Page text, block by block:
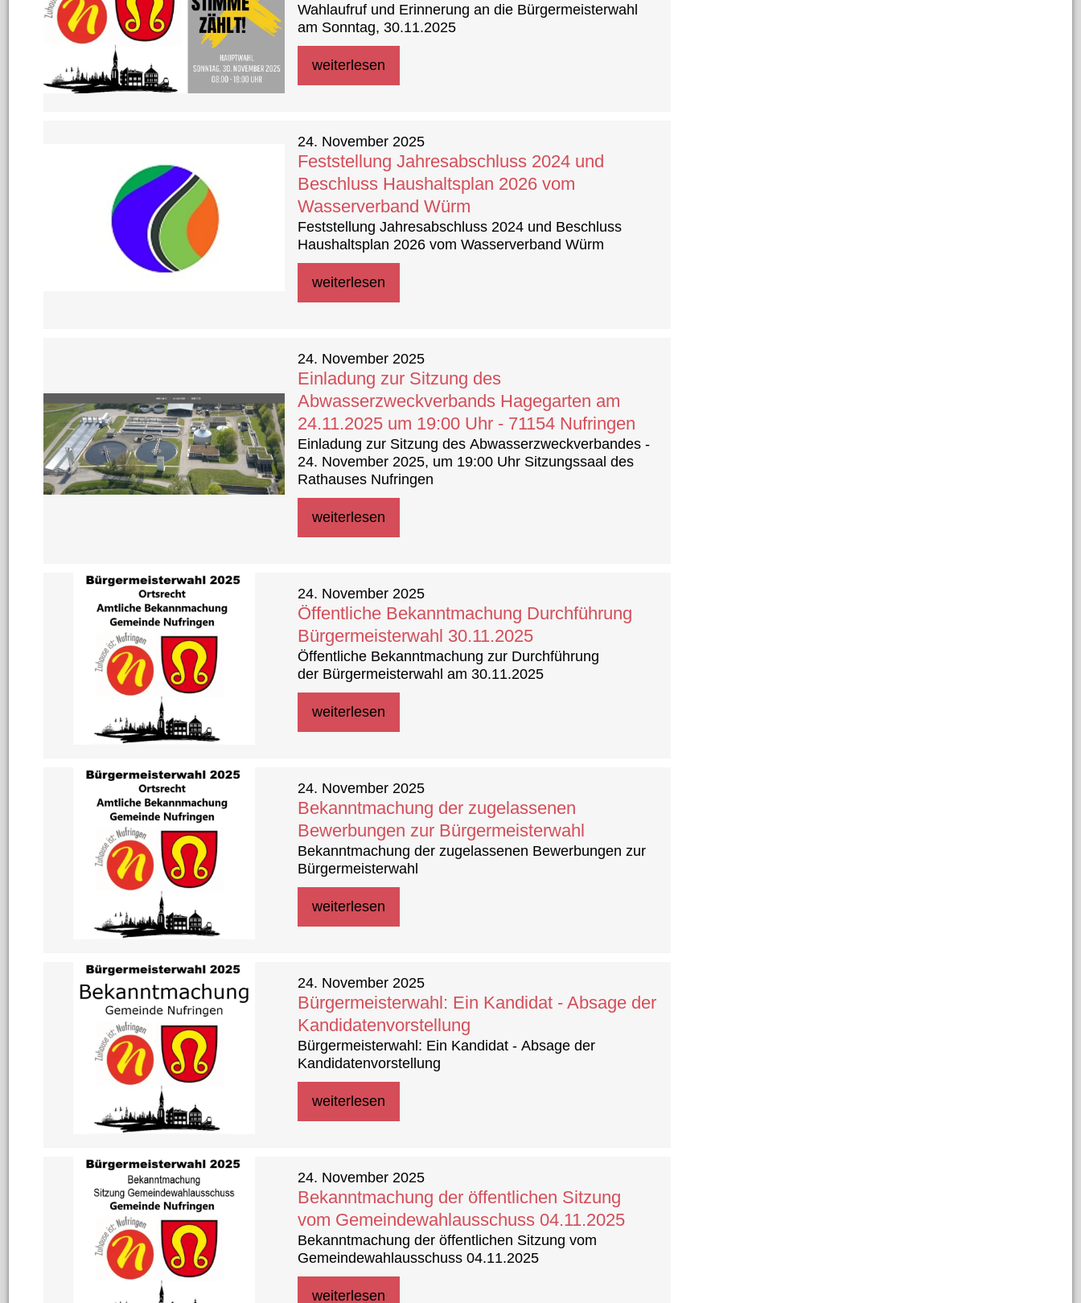
Wahlaufruf und Erinnerung an die Bürgermeisterwahl
am Sonntag, 30.11.2025
weiterlesen
24. November 2025
Feststellung Jahresabschluss 2024 und
Beschluss Haushaltsplan 2026 vom
Wasserverband Würm
Feststellung Jahresabschluss 2024 und Beschluss
Haushaltsplan 2026 vom Wasserverband Würm
weiterlesen
24. November 2025
Einladung zur Sitzung des
Abwasserzweckverbands Hagegarten am
24.11.2025 um 19:00 Uhr - 71154 Nufringen
Einladung zur Sitzung des Abwasserzweckverbandes -
24. November 2025, um 19:00 Uhr Sitzungssaal des
Rathauses Nufringen
weiterlesen
24. November 2025
Öffentliche Bekanntmachung Durchführung
Bürgermeisterwahl 30.11.2025
Öffentliche Bekanntmachung zur Durchführung
der Bürgermeisterwahl am 30.11.2025
weiterlesen
24. November 2025
Bekanntmachung der zugelassenen
Bewerbungen zur Bürgermeisterwahl
Bekanntmachung der zugelassenen Bewerbungen zur
Bürgermeisterwahl
weiterlesen
24. November 2025
Bürgermeisterwahl: Ein Kandidat - Absage der
Kandidatenvorstellung
Bürgermeisterwahl: Ein Kandidat - Absage der
Kandidatenvorstellung
weiterlesen
24. November 2025
Bekanntmachung der öffentlichen Sitzung
vom Gemeindewahlausschuss 04.11.2025
Bekanntmachung der öffentlichen Sitzung vom
Gemeindewahlausschuss 04.11.2025
weiterlesen